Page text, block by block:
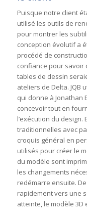
Puisque notre client
utilisé les outils de
pour montrer les
conception évolutif a
procédé de
confiance pour savoir
tables de dessin
ateliers de Delta. JQB
qui donne à Jonathan
concevoir tout en
l’exécution du
traditionnelles avec
croquis général en
utilisés pour créer le
du modèle sont
les changements
redémarre ensuite.
rapidement vers une
atteinte, le modèle 3D